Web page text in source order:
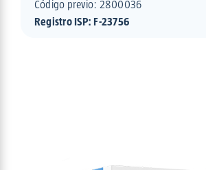
Código previo: 2800036
Registro ISP: F-23756